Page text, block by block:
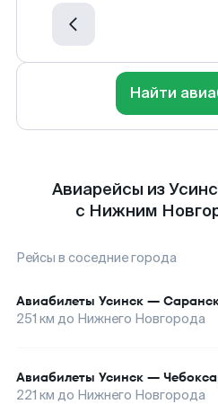
Найти
Авиарейсы из
с Нижним
Рейсы в соседние города
Авиабилеты Усинск —
251 км до Нижнего Новгорода
Авиабилеты Усинск —
221 км до Нижнего Новгорода